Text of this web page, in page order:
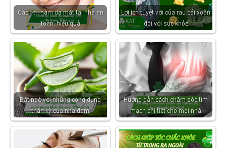
Cách trị nám da mặt tại nhà an
toàn, hiệu quả
Lợi ích tuyệt vời của rau cải xoăn
đối với sức khỏe
Bất ngờ với những công dụng
thần kỳ của nha đam
Hướng dẫn cách chăm sóc tim
mạch chi tiết cho mọi nhà